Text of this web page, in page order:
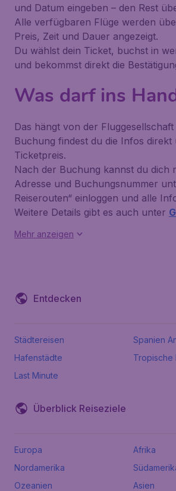
und Datum eingeben – den Rest
Alle verfügbaren Flüge werden
Preis, Zeit und Dauer angezeigt.
Du wählst dein Ticket, buchst in
und bekommst direkt die
Was darf ins
Das hängt von der
Buchung findest du die Infos direkt
Ticketpreis.
Nach der Buchung kannst du dich
Adresse und Buchungsnummer
Reiserouten“ einloggen und alle
Weitere Details gibt es auch unter
Mehr anzeigen
Entdecken
Städtereisen
Spanien
Hafenstädte
Tropische
Last Minute
Überblick Reiseziele
Europa
Afrika
Nordamerika
Ozeanien
Asien